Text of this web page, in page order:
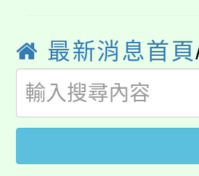
局官網。
8月14至27
開!
115年桃園
田徑場及游
桃園市低收
視費優惠，
大園自造教
最新消息首頁